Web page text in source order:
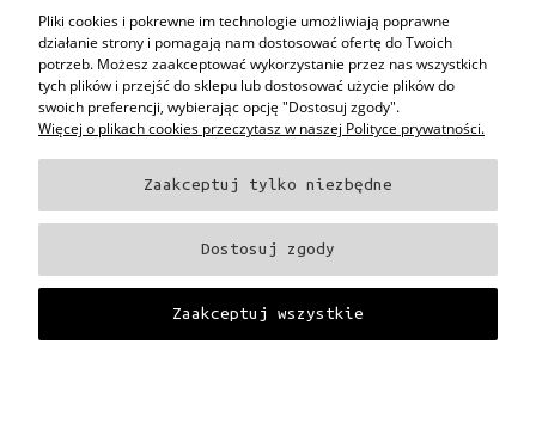
4 EYES OPTYKA -
optyk Warszawa
ul.Chmielna 4
00-020 Warszawa
woj. mazowieckie
+48 696 015 670
sklep@4eyes.pl
Oprawki i okulary Ray-BanOprawki i okulary PersolOprawki i okulary Polo
Oprawki i okulary Tom Ford Oprawki i okulary Miu Miu
Oprawki i okulary Prada
Oprawki i okulary Ray-Ban Aviator
Oprawki i okulary DiorOprawki i okulary Oliver PeoplesOprawki i okulary
Oprawki i okulary Fendi Oprawki i okulary Celine
Oprawki i okulary Dolce & Gabbana Okulary Tag Heuer
Pliki cookies i pokrewne im technologie umożliwiają poprawne
działanie strony i pomagają nam dostosować ofertę do Twoich
potrzeb. Możesz zaakceptować wykorzystanie przez nas wszystkich
tych plików i przejść do sklepu lub dostosować użycie plików do
swoich preferencji, wybierając opcję "Dostosuj zgody".
Więcej o plikach cookies przeczytasz w naszej Polityce prywatności.
Zaakceptuj tylko niezbędne
Dostosuj zgody
Zaakceptuj wszystkie